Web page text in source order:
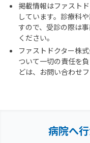
掲載情報はファスト
しています。診療科
すので、受診の際は
ください。
ファストドクター株
ついて一切の責任を
どは、お問い合わせ
病院へ